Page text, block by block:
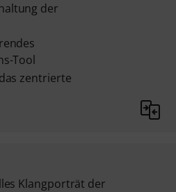
der
Tool
zentrierte
Klangporträt der